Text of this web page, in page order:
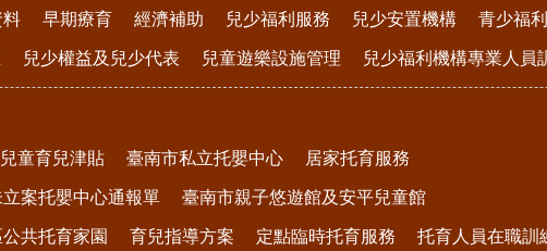
料 早期療育 經濟補助 兒少福利服務 兒少安置機構 青少福
兒少權益及兒少代表 兒童遊樂設施管理 兒少福利機構專業人員
童育兒津貼 臺南市私立托嬰中心 居家托育服務
案托嬰中心通報單 臺南市親子悠遊館及安平兒童館
共托育家園 育兒指導方案 定點臨時托育服務 托育人員在職訓